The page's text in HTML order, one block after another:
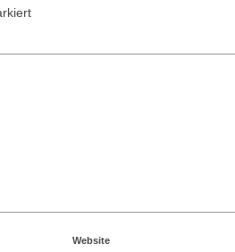
Website